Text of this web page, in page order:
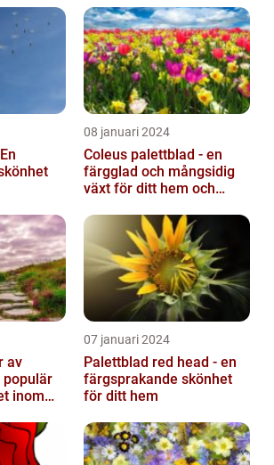
08 januari 2024
Coleus palettblad - en
färgglad och mångsidig
växt för ditt hem och
av
populär
inom
07 januari 2024
Palettblad red head - en
färgsprakande skönhet
för ditt hem